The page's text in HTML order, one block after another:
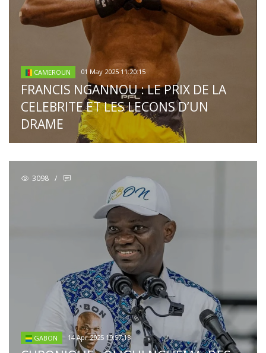
CAMEROUN 01 May 2025 11:20:15
FRANCIS NGANNOU : LE PRIX DE LA
CELEBRITE ET LES LECONS D’UN
DRAME
3098 /
GABON 14 Apr 2025 19:57:18